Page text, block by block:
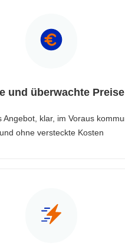
und überwachte Preise
Angebot, klar, im Voraus
und ohne versteckte Kosten